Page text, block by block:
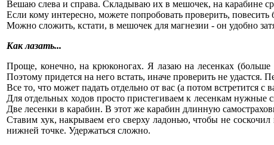
Вешаю слева и справа. Складываю их в мешочек, на карабине
Если кому интересно, можете попробовать проверить, повесить
Можно сложить, кстати, в мешочек для магнезии - он удобно
Как лазать...
Проще, конечно, на крюконогах. Я лазаю на лесенках
Поэтому придется на него встать, иначе проверить не удастся.
Все то, что может падать отдельно от вас (а потом встретится
Для отдельных ходов просто пристегиваем к лесенкам нужные
Две лесенки в карабин. В этот же карабин длинную
Ставим хук, накрываем его сверху ладонью, чтобы не
нижней точке. Удержаться сложно.